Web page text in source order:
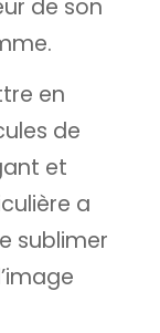
de son
en
de
et
a
sublimer